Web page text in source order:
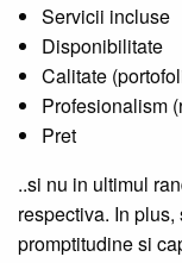
Servicii incluse
Disponibilitate
Calitate
Profesionalism
Pret
..si nu in ultimul
respectiva. In
promptitudine si